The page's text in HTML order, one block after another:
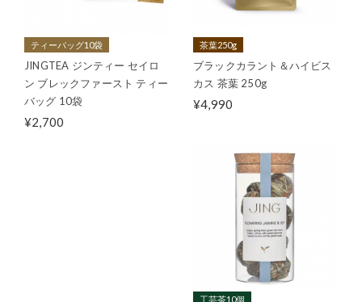
ティーバッグ10袋
JINGTEA ジンティー セイロ
ン ブレックファースト ティー
バッグ 10袋
¥2,700
茶葉250g
ブラックカラント＆ハイビス
カス 茶葉 250g
¥4,990
工芸茶10個